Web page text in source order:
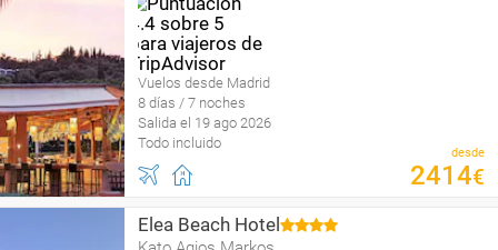
Vuelos desde Madrid
8 días / 7 noches
Salida el 19 ago 2026
Todo incluido
desde
2414€
Elea Beach Hotel